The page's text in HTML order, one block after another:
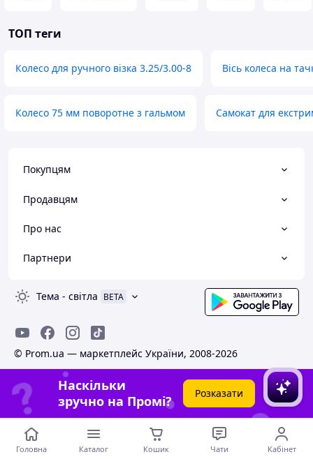
ТОП теги
Колесо для ручного візка 3.25/3.00-8 Вісь колеса на
Колесо 75 мм поворотне з гальмом Самокат для
Покупцям
Продавцям
Про нас
Партнери
Тема - світла BETA
© Prom.ua — маркетплейс України, 2008-2026
Наскільки
зручно на Промі?
Розказати
Головна Каталог Кошик Чати Кабінет